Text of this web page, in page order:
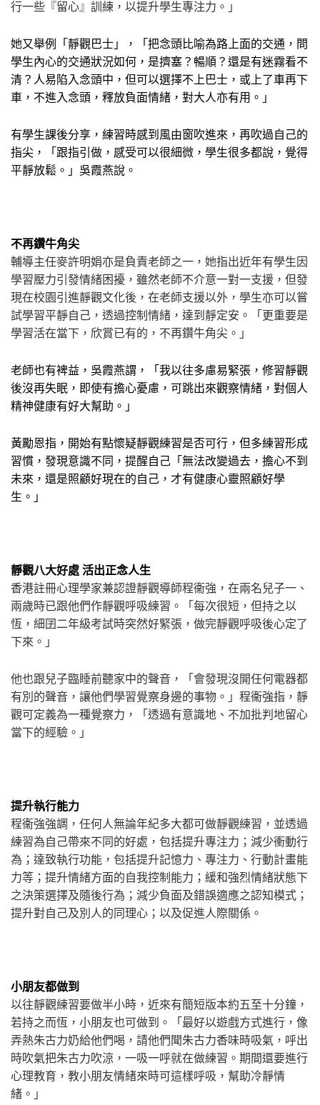
行一些『留心』訓練，以提升學生專注力。」
她又舉例「靜觀巴士」，「把念頭比喻為路上面的交通，問
學生內心的交通狀況如何，是擠塞？暢順？還是有迷霧看不
清？人易陷入念頭中，但可以選擇不上巴士，或上了車再下
車，不進入念頭，釋放負面情緒，對大人亦有用。」
有學生課後分享，練習時感到風由窗吹進來，再吹過自己的
指尖，「跟指引做，感受可以很細微，學生很多都說，覺得
平靜放鬆。」吳霞燕說。
不再鑽牛角尖
輔導主任麥許明娟亦是負責老師之一，她指出近年有學生因
學習壓力引發情緒困擾，雖然老師不介意一對一支援，但發
現在校園引進靜觀文化後，在老師支援以外，學生亦可以嘗
試學習平靜自己，透過控制情緒，達到靜定安。「更重要是
學習活在當下，欣賞已有的，不再鑽牛角尖。」
老師也有裨益，吳霞燕謂，「我以往多慮易緊張，修習靜觀
後沒再失眠，即使有擔心憂慮，可跳出來觀察情緒，對個人
精神健康有好大幫助。」
黃勵恩指，開始有點懷疑靜觀練習是否可行，但多練習形成
習慣，發現意識不同，提醒自己「無法改變過去，擔心不到
未來，還是照顧好現在的自己，才有健康心靈照顧好學
生。」
靜觀八大好處 活出正念人生
香港註冊心理學家兼認證靜觀導師程衞強，在兩名兒子一、
兩歲時已跟他們作靜觀呼吸練習。「每次很短，但持之以
恆，細囝二年級考試時突然好緊張，做完靜觀呼吸後心定了
下來。」
他也跟兒子臨睡前聽家中的聲音，「會發現沒開任何電器都
有別的聲音，讓他們學習覺察身邊的事物。」程衞強指，靜
觀可定義為一種覺察力，「透過有意識地、不加批判地留心
當下的經驗。」
提升執行能力
程衞強強調，任何人無論年紀多大都可做靜觀練習，並透過
練習為自己帶來不同的好處，包括提升專注力；減少衝動行
為；達致執行功能，包括提升記憶力、專注力、行動計畫能
力等；提升情緒方面的自我控制能力；緩和強烈情緒狀態下
之決策選擇及隨後行為；減少負面及錯誤適應之認知模式；
提升對自己及別人的同理心；以及促進人際關係。
小朋友都做到
以往靜觀練習要做半小時，近來有簡短版本約五至十分鐘，
若持之而恆，小朋友也可做到。「最好以遊戲方式進行，像
弄熱朱古力奶給他們喝，請他們聞朱古力香味時吸氣，呼出
時吹氣把朱古力吹涼，一吸一呼就在做練習。期間還要進行
心理教育，教小朋友情緒來時可這樣呼吸，幫助冷靜情
緒。」